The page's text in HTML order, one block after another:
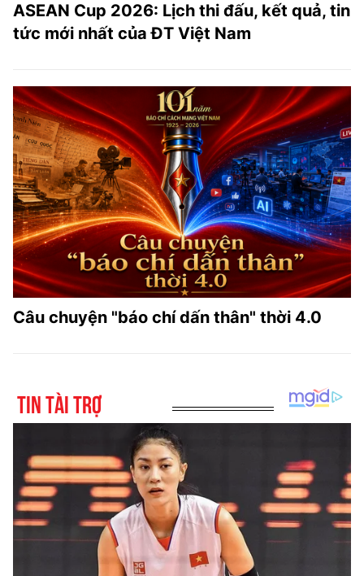
ASEAN Cup 2026: Lịch thi đấu, kết quả, tin
tức mới nhất của ĐT Việt Nam
Câu chuyện "báo chí dấn thân" thời 4.0